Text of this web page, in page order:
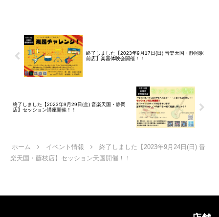
終了しました【2023年9月17日(日) 音楽天国・静岡駅
前店】楽器体験会開催！！
終了しました【2023年9月29日(金) 音楽天国・静岡
店】セッション講座開催！！
ホーム イベント情報
終了しました【2023年9月24日(日) 音
楽天国・藤枝店】セッション天国開催！！